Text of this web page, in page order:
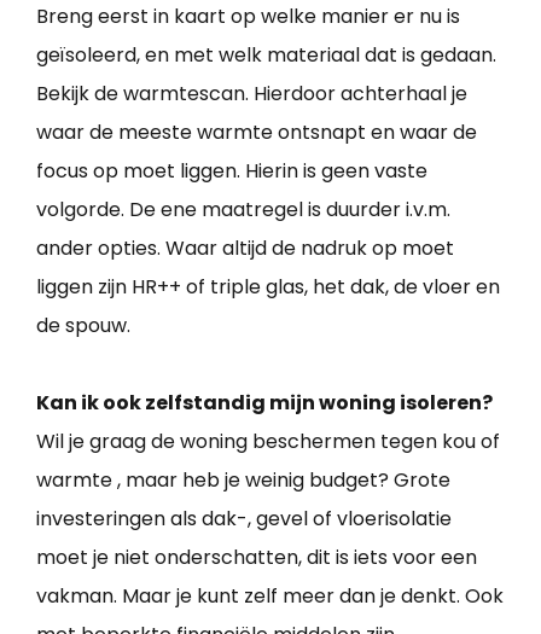
Breng eerst in kaart op welke manier er nu is
geïsoleerd, en met welk materiaal dat is gedaan.
Bekijk de warmtescan. Hierdoor achterhaal je
waar de meeste warmte ontsnapt en waar de
focus op moet liggen. Hierin is geen vaste
volgorde. De ene maatregel is duurder i.v.m.
ander opties. Waar altijd de nadruk op moet
liggen zijn HR++ of triple glas, het dak, de vloer en
de spouw.
Kan ik ook zelfstandig mijn woning isoleren?
Wil je graag de woning beschermen tegen kou of
warmte , maar heb je weinig budget? Grote
investeringen als dak-, gevel of vloerisolatie
moet je niet onderschatten, dit is iets voor een
vakman. Maar je kunt zelf meer dan je denkt. Ook